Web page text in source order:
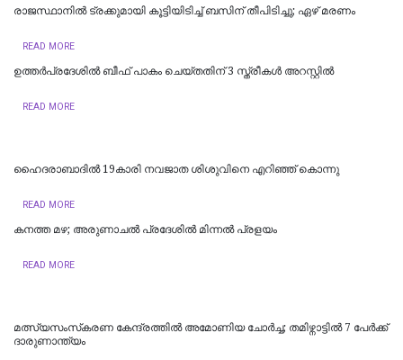
രാജസ്ഥാനില്‍ ട്രക്കുമായി കൂട്ടിയിടിച്ച് ബസിന് തീപിടിച്ചു; ഏഴ് മരണം
READ MORE
ഉത്തര്‍പ്രദേശില്‍ ബീഫ് പാകം ചെയ്തതിന് 3 സ്ത്രീകള്‍ അറസ്റ്റില്‍
READ MORE
ഹൈദരാബാദില്‍ 19കാരി നവജാത ശിശുവിനെ എറിഞ്ഞ് കൊന്നു
READ MORE
കനത്ത മഴ; അരുണാചൽ പ്രദേശിൽ മിന്നൽ പ്രളയം
READ MORE
മത്സ്യസംസ്‌കരണ കേന്ദ്രത്തിൽ അമോണിയ ചോർച്ച; തമിഴ്നാട്ടിൽ 7 പേർക്ക്
ദാരുണാന്ത്യം ‌‌